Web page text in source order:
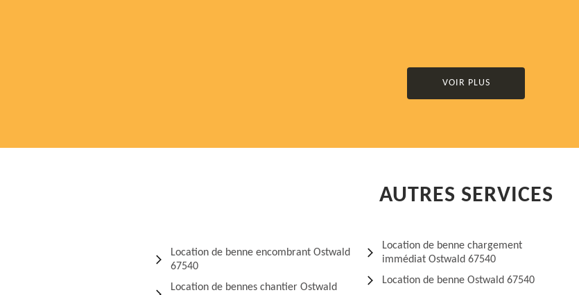
VOIR PLUS
AUTRES SERVICES
Location de benne encombrant Ostwald
67540
Location de bennes chantier Ostwald
Location de benne chargement
immédiat Ostwald 67540
Location de benne Ostwald 67540